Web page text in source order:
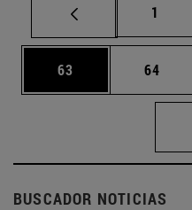
Página
1
Página
63 Página
64
BUSCADOR NOTICIAS